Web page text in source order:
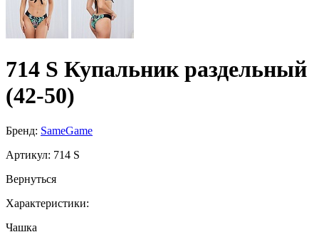
714 S Купальник раздельный
(42-50)
Бренд: SameGame
Артикул: 714 S
Вернуться
Характеристики:
Чашка